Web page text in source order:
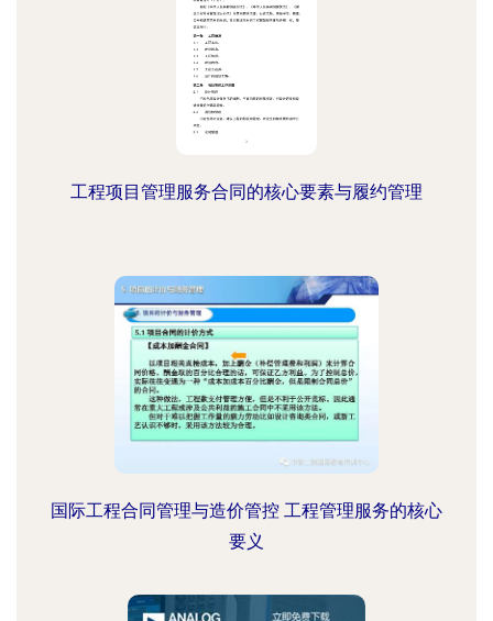
工程项目管理服务合同的核心要素与履约管理
国际工程合同管理与造价管控 工程管理服务的核心
要义